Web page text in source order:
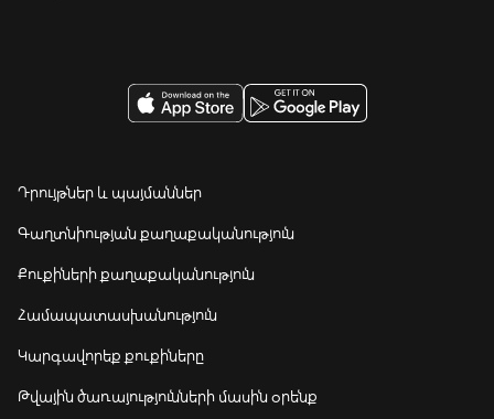
Դրույթներ և պայմաններ
Գաղտնիության քաղաքականություն
Քուքիների քաղաքականություն
Համապատասխանություն
Կարգավորեք քուքիները
Թվային ծառայությունների մասին օրենք